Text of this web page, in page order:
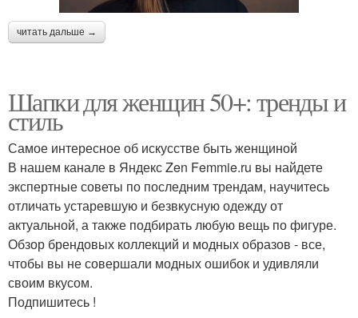
читать дальше →
Шапки для женщин 50+: тренды и
стиль
Самое интересное об искусстве быть женщиной
В нашем канале в Яндекс Zen Femmie.ru вы найдете
экспертные советы по последним трендам, научитесь
отличать устаревшую и безвкусную одежду от
актуальной, а также подбирать любую вещь по фигуре.
Обзор брендовых коллекций и модных образов - все,
чтобы вы не совершали модных ошибок и удивляли
своим вкусом.
Подпишитесь !